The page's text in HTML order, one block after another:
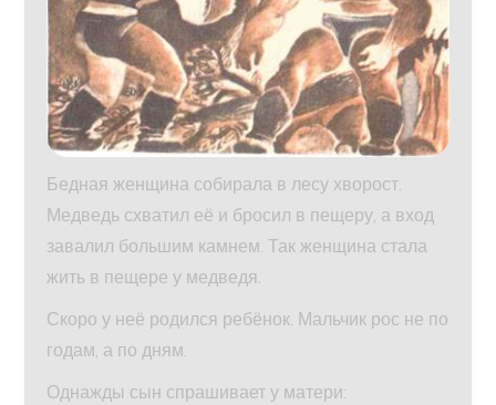
Бедная женщина собирала в лесу хворост.
Медведь схватил её и бросил в пещеру, а вход
завалил большим камнем. Так женщина стала
жить в пещере у медведя.
Скоро у неё родился ребёнок. Мальчик рос не по
годам, а по дням.
Однажды сын спрашивает у матери: